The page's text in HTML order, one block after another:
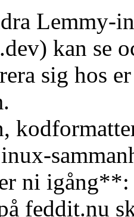
Lemmy-
kan
sig hos
ni igång**:
feddit.nu